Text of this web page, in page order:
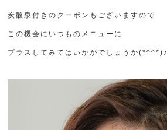
炭酸泉付きのクーポンもございますので
この機会にいつものメニューに
プラスしてみてはいかがでしょうか(*^^*)♪